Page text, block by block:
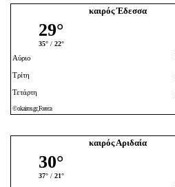
καιρός Έδεσσα
καιρός Αριδαία